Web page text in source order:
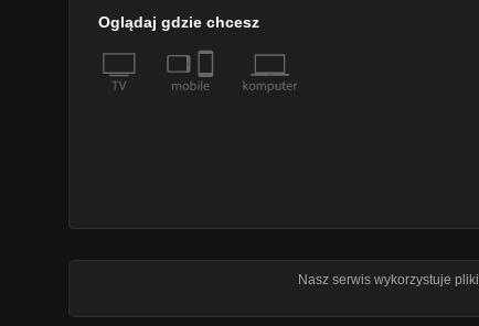
Oglądaj gdzie chcesz
Nasz serwis wykorzystuje